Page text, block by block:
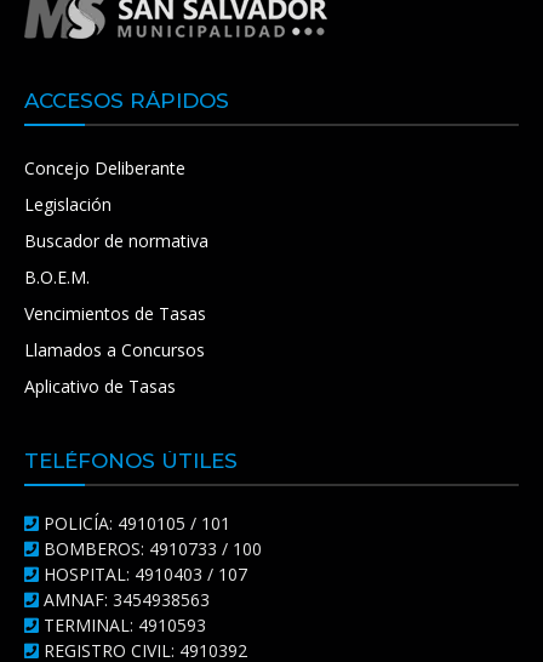
ACCESOS RÁPIDOS
Concejo Deliberante
Legislación
Buscador de normativa
B.O.E.M.
Vencimientos de Tasas
Llamados a Concursos
Aplicativo de Tasas
TELÉFONOS ÚTILES
POLICÍA: 4910105 / 101
BOMBEROS: 4910733 / 100
HOSPITAL: 4910403 / 107
AMNAF: 3454938563
TERMINAL: 4910593
REGISTRO CIVIL: 4910392